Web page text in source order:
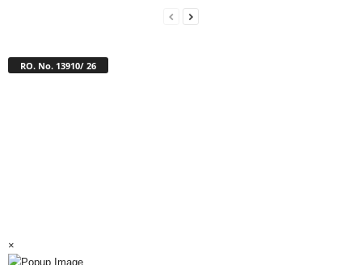
RO. No. 13910/ 26
×